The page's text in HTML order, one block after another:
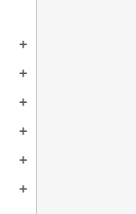
add
add
add
add
add
add